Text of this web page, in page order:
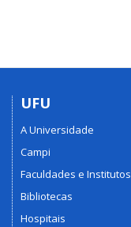
UFU
A Universidade
Campi
Faculdades e Institutos
Bibliotecas
Hospitais